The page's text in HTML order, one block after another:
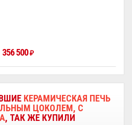
356 500 ₽
КЕРАМИЧЕСКАЯ ПЕЧЬ
ЦОКОЛЕМ, С
, ТАК ЖЕ КУПИЛИ